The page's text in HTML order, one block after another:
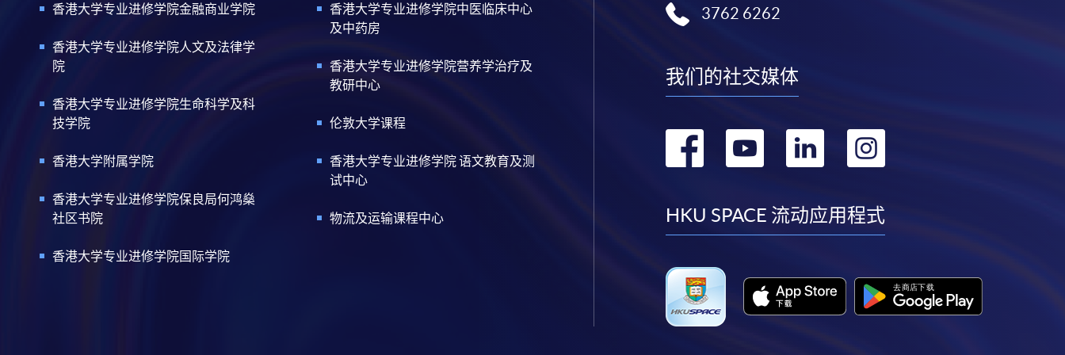
香港大学专业进修学院金融商业学院
香港大学专业进修学院人文及法律学
院
香港大学专业进修学院生命科学及科
技学院
香港大学附属学院
香港大学专业进修学院保良局何鸿燊
社区书院
香港大学专业进修学院国际学院
香港大学专业进修学院中医临床中心
及中药房
香港大学专业进修学院营养学治疗及
教研中心
伦敦大学课程
香港大学专业进修学院 语文教育及测
试中心
物流及运输课程中心
3762 6262
我们的社交媒体
转
facebook
转
youtube
转
linkedin
转
instagram
HKU SPACE 流动应用程式